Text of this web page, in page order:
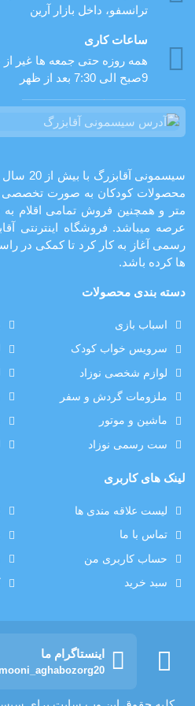
ترانسفو، داخل بازار آرین
ساعات کاری
همه روزه حتی جمعه ها غیر
سیسمونی
محصولات کودکان به صورت تخصصی
متر و همچنین فروش تمامی اقلام به
رسمی آغاز به کار کرد تا کمکی در
ها کرده باشد.
دسته بندی محصولات
اسباب بازی
سرویس خواب کودک
لوازم شخصی نوزاد
ملزومات گردش و سفر
ماشین و موتور
ست رسمی نوزاد
لینک های کاربری
لیست علاقه مندی ها
تماس با ما
حساب کاربری من
سبد خرید
اینستاگرام ما